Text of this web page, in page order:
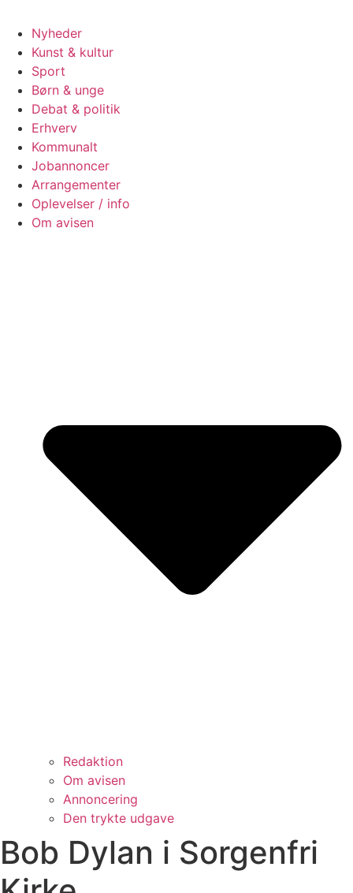
Nyheder
Kunst & kultur
Sport
Børn & unge
Debat & politik
Erhverv
Kommunalt
Jobannoncer
Arrangementer
Oplevelser / info
Om avisen
Redaktion
Om avisen
Annoncering
Den trykte udgave
Bob Dylan i Sorgenfri